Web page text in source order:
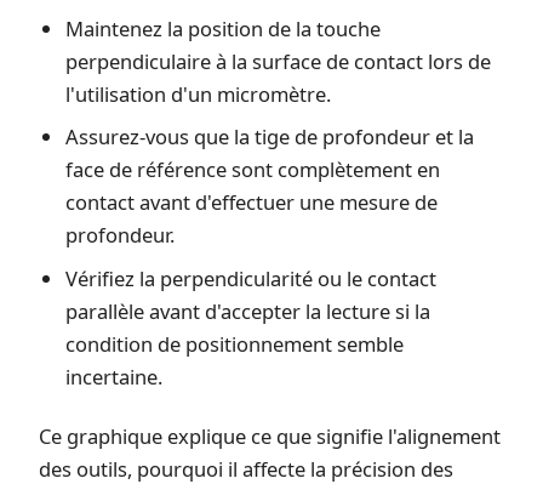
Maintenez la position de la touche
perpendiculaire à la surface de contact lors de
l'utilisation d'un micromètre.
Assurez-vous que la tige de profondeur et la
face de référence sont complètement en
contact avant d'effectuer une mesure de
profondeur.
Vérifiez la perpendicularité ou le contact
parallèle avant d'accepter la lecture si la
condition de positionnement semble
incertaine.
Ce graphique explique ce que signifie l'alignement
des outils, pourquoi il affecte la précision des